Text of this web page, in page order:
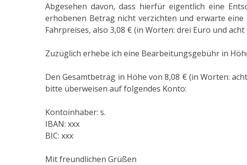
Abgesehen davon, dass hierfür eigentlich eine
erhobenen Betrag nicht verzichten und erwarte
Fahrpreises, also 3,08 € (in Worten: drei Euro und
Zuzüglich erhebe ich eine Bearbeitungsgebühr in
Den Gesamtbetrag in Höhe von 8,08 € (in Worten:
bitte überweisen auf folgendes Konto:
Kontoinhaber: s.
IBAN: xxx
BIC: xxx
Mit freundlichen Grüßen